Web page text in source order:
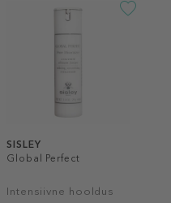
SISLEY
Global Perfect
Intensiivne hooldus